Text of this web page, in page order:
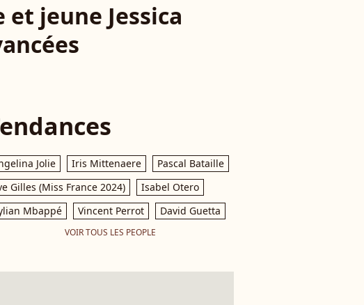
jeune Jessica
Jolie Iris Mittenaere
Pascal Bataille
Gilles (Miss France 2024)
Isabel Otero
Mbappé
Vincent Perrot David Guetta
VOIR TOUS LES PEOPLE